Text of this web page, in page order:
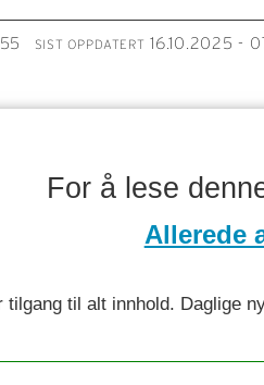
SIST OPPDATERT 16.10.2025 -
For å lese
Allerede
tilgang til alt innhold. Daglige